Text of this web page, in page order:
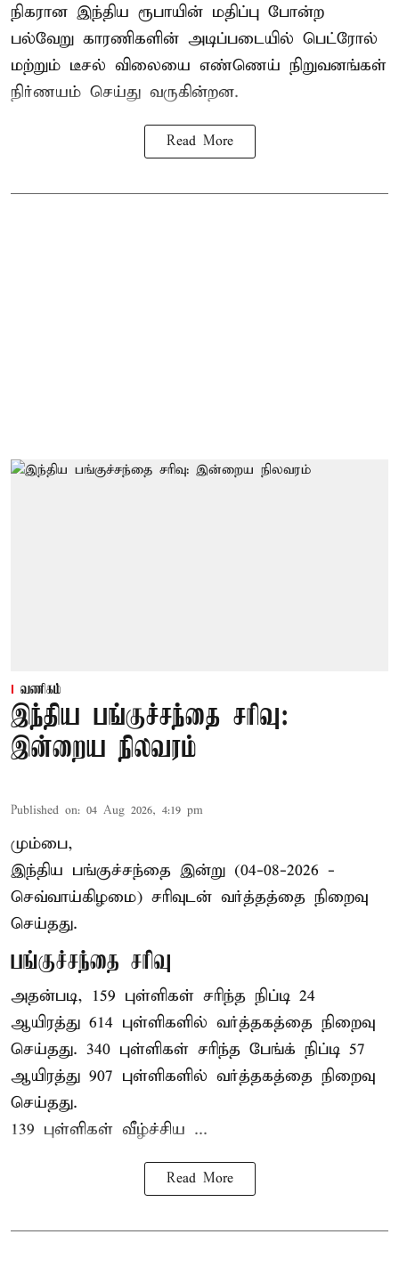
நிகரான இந்திய ரூபாயின் மதிப்பு போன்ற
பல்வேறு காரணிகளின் அடிப்படையில் பெட்ரோல்
மற்றும் டீசல் விலையை எண்ணெய் நிறுவனங்கள்
நிர்ணயம் செய்து வருகின்றன.
Read More
வணிகம்
இந்திய பங்குச்சந்தை சரிவு:
இன்றைய நிலவரம்
Published on: 04 Aug 2026, 4:19 pm
மும்பை,
இந்திய பங்குச்சந்தை இன்று (04-08-2026 -
செவ்வாய்கிழமை) சரிவுடன் வர்த்தத்தை நிறைவு
செய்தது.
பங்குச்சந்தை சரிவு
அதன்படி, 159 புள்ளிகள் சரிந்த நிப்டி 24
ஆயிரத்து 614 புள்ளிகளில் வர்த்தகத்தை நிறைவு
செய்தது. 340 புள்ளிகள் சரிந்த பேங்க் நிப்டி 57
ஆயிரத்து 907 புள்ளிகளில் வர்த்தகத்தை நிறைவு
செய்தது.
139 புள்ளிகள் வீழ்ச்சிய ...
Read More